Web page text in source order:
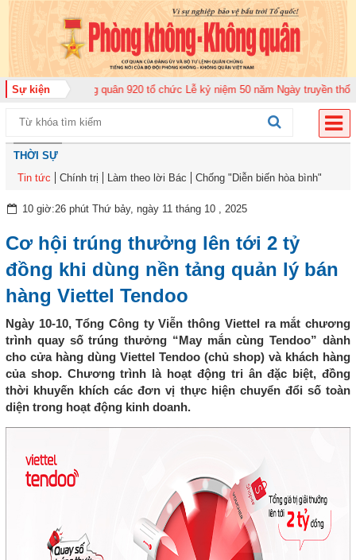
Sự kiện
đoàn Không quân 920 tổ chức Lễ kỷ niệm 50 năm Ngày truyền thống
THỜI SỰ
Tin tức
Chính trị Làm theo lời Bác Chống "Diễn biến hòa bình"
10 giờ:26 phút Thứ bảy, ngày 11 tháng 10 , 2025
Cơ hội trúng thưởng lên tới 2 tỷ
đồng khi dùng nền tảng quản lý bán
hàng Viettel Tendoo
Ngày 10-10, Tổng Công ty Viễn thông Viettel ra mắt chương
trình quay số trúng thưởng “May mắn cùng Tendoo” dành
cho cửa hàng dùng Viettel Tendoo (chủ shop) và khách hàng
của shop. Chương trình là hoạt động tri ân đặc biệt, đồng
thời khuyến khích các đơn vị thực hiện chuyển đổi số toàn
diện trong hoạt động kinh doanh.